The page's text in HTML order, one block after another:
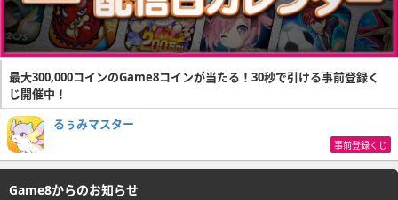
最大300,000コインのGame8コインが当たる！30秒で引ける事前登録く
じ開催中！
るぅみマスター
事前登録くじ
Game8からのお知らせ